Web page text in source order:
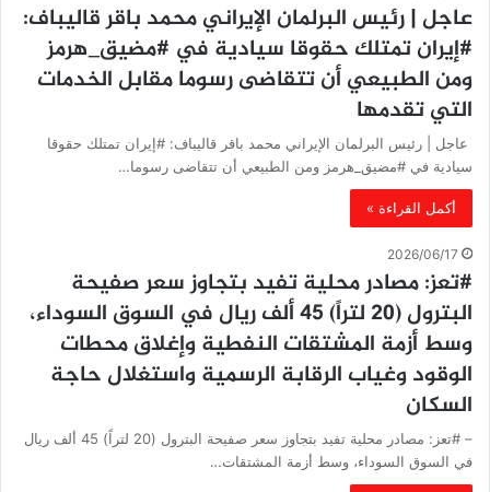
عاجل | رئيس البرلمان الإيراني محمد باقر قاليباف:
#إيران تمتلك حقوقا سيادية في #مضيق_هرمز
ومن الطبيعي أن تتقاضى رسوما مقابل الخدمات
التي تقدمها
‏ عاجل | رئيس البرلمان الإيراني محمد باقر قاليباف: #إيران تمتلك حقوقا
سيادية في #مضيق_هرمز ومن الطبيعي أن تتقاضى رسوما…
أكمل القراءة »
2026/06/17
#تعز: مصادر محلية تفيد بتجاوز سعر صفيحة
البترول (20 لتراً) 45 ألف ريال في السوق السوداء،
وسط أزمة المشتقات النفطية وإغلاق محطات
الوقود وغياب الرقابة الرسمية واستغلال حاجة
السكان
– #تعز: مصادر محلية تفيد بتجاوز سعر صفيحة البترول (20 لتراً) 45 ألف ريال
في السوق السوداء، وسط أزمة المشتقات…